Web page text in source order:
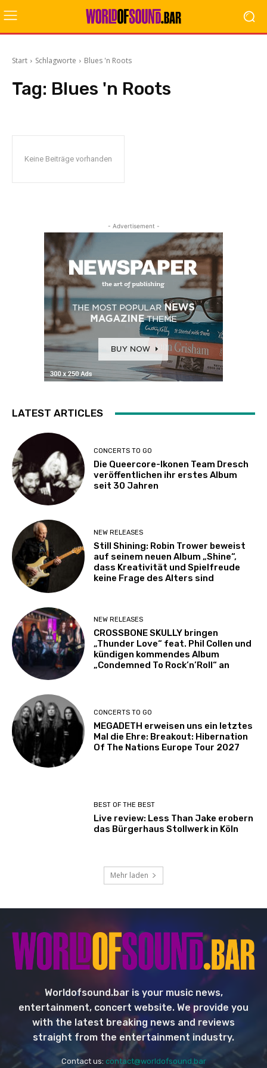
Start Schlagworte Blues 'n Roots
Tag: Blues 'n Roots
Keine Beiträge vorhanden
- Advertisement -
LATEST ARTICLES
CONCERTS TO GO
Die Queercore-Ikonen Team Dresch
veröffentlichen ihr erstes Album
seit 30 Jahren
NEW RELEASES
Still Shining: Robin Trower beweist
auf seinem neuen Album „Shine“,
dass Kreativität und Spielfreude
keine Frage des Alters sind
NEW RELEASES
CROSSBONE SKULLY bringen
„Thunder Love“ feat. Phil Collen und
kündigen kommendes Album
„Condemned To Rock’n’Roll“ an
CONCERTS TO GO
MEGADETH erweisen uns ein letztes
Mal die Ehre: Breakout: Hibernation
Of The Nations Europe Tour 2027
BEST OF THE BEST
Live review: Less Than Jake erobern
das Bürgerhaus Stollwerk in Köln
Mehr laden
Worldofsound.bar is your music news,
entertainment, concert website. We provide you
with the latest breaking news and reviews
straight from the entertainment industry.
Contact us: contact@worldofsound.bar